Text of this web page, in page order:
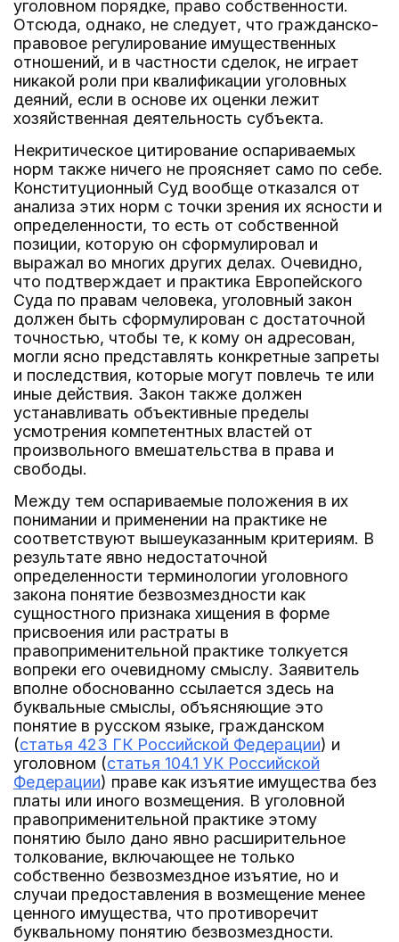
уголовном порядке, право собственности.
Отсюда, однако, не следует, что гражданско-
правовое регулирование имущественных
отношений, и в частности сделок, не играет
никакой роли при квалификации уголовных
деяний, если в основе их оценки лежит
хозяйственная деятельность субъекта.
Некритическое цитирование оспариваемых
норм также ничего не проясняет само по себе.
Конституционный Суд вообще отказался от
анализа этих норм с точки зрения их ясности и
определенности, то есть от собственной
позиции, которую он сформулировал и
выражал во многих других делах. Очевидно,
что подтверждает и практика Европейского
Суда по правам человека, уголовный закон
должен быть сформулирован с достаточной
точностью, чтобы те, к кому он адресован,
могли ясно представлять конкретные запреты
и последствия, которые могут повлечь те или
иные действия. Закон также должен
устанавливать объективные пределы
усмотрения компетентных властей от
произвольного вмешательства в права и
свободы.
Между тем оспариваемые положения в их
понимании и применении на практике не
соответствуют вышеуказанным критериям. В
результате явно недостаточной
определенности терминологии уголовного
закона понятие безвозмездности как
сущностного признака хищения в форме
присвоения или растраты в
правоприменительной практике толкуется
вопреки его очевидному смыслу. Заявитель
вполне обоснованно ссылается здесь на
буквальные смыслы, объясняющие это
понятие в русском языке, гражданском
(статья 423 ГК Российской Федерации) и
уголовном (статья 104.1 УК Российской
Федерации) праве как изъятие имущества без
платы или иного возмещения. В уголовной
правоприменительной практике этому
понятию было дано явно расширительное
толкование, включающее не только
собственно безвозмездное изъятие, но и
случаи предоставления в возмещение менее
ценного имущества, что противоречит
буквальному понятию безвозмездности.